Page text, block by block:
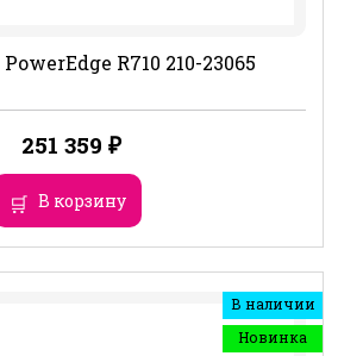
R710 210-23065
251 359 ₽
В корзину
В наличии
Новинка